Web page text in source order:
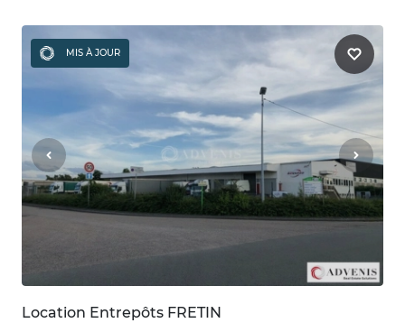
MIS À JOUR
Location Entrepôts FRETIN